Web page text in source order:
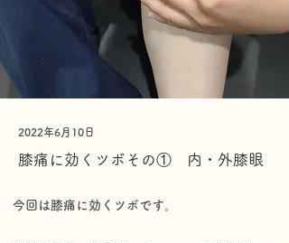
2022年6月10日
膝痛に効くツボその① 内・外膝眼
今回は膝痛に効くツボです。